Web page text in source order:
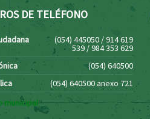
DE TELÉFONO
(054) 445050 / 914 619
539 / 984 353 629
(054) 640500
(054) 640500 anexo 721
municipal